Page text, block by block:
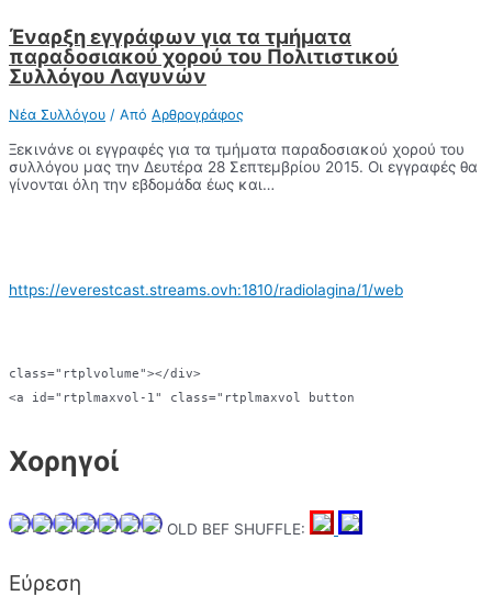
Έναρξη εγγράφων για τα τμήματα
παραδοσιακού χορού του Πολιτιστικού
Συλλόγου Λαγυνών
Νέα Συλλόγου / Από Αρθρογράφος
Ξεκινάνε οι εγγραφές για τα τμήματα παραδοσιακού χορού του
συλλόγου μας την Δευτέρα 28 Σεπτεμβρίου 2015. Οι εγγραφές θα
γίνονται όλη την εβδομάδα έως και…
https://everestcast.streams.ovh:1810/radiolagina/1/web
class="rtplvolume"></div>
<a id="rtplmaxvol-1" class="rtplmaxvol button
Χορηγοί
OLD BEF SHUFFLE:
Εύρεση